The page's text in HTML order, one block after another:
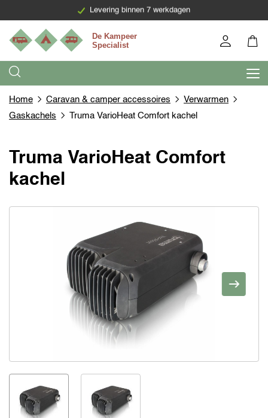
Levering binnen 7 werkdagen
Gratis persoonlijk advies
Home Caravan & camper accessoires
Verwarmen
Gaskachels
Truma VarioHeat Comfort kachel
Truma VarioHeat Comfort
kachel